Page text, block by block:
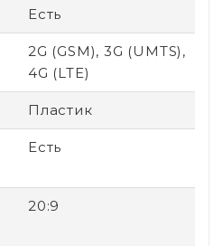
Есть
2G (GSM), 3G (UMTS),
4G (LTE)
Пластик
Есть
20:9